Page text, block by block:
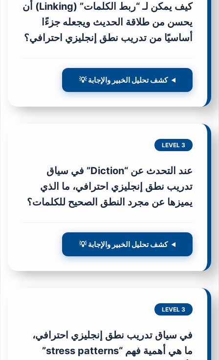
كيف يمكن لـ “ربط الكلمات” (Linking) أن
يحسن من طلاقة الحديث ويجعله جزءًا
أساسيًا من تدريب نطق إنجليزي احترافي؟
كشف تحليل الخبير والإجابة 💡
LEVEL 3
عند التحدث عن “Diction” في سياق
تدريب نطق إنجليزي احترافي، ما الذي
يميزها عن مجرد النطق الصحيح للكلمات؟
كشف تحليل الخبير والإجابة 💡
LEVEL 3
في سياق تدريب نطق إنجليزي احترافي،
ما هي أهمية فهم “stress patterns”